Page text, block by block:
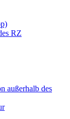
RZ
außerhalb des